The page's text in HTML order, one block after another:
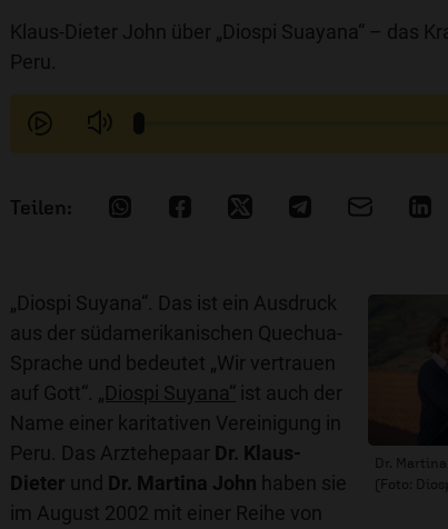
Klaus-Dieter John über „Diospi Suayana“ – das
Peru.
Dr.
(Foto:
„Diospi Suyana“. Das ist ein Ausdruck
aus der südamerikanischen Quechua-
Sprache und bedeutet „Wir vertrauen
auf Gott“.
„Diospi Suyana“ ist auch der
Name einer karitativen Vereinigung in
Peru. Das Arztehepaar Dr. Klaus-
Dieter und Dr. Martina John haben sie
im August 2002 mit einer Reihe von